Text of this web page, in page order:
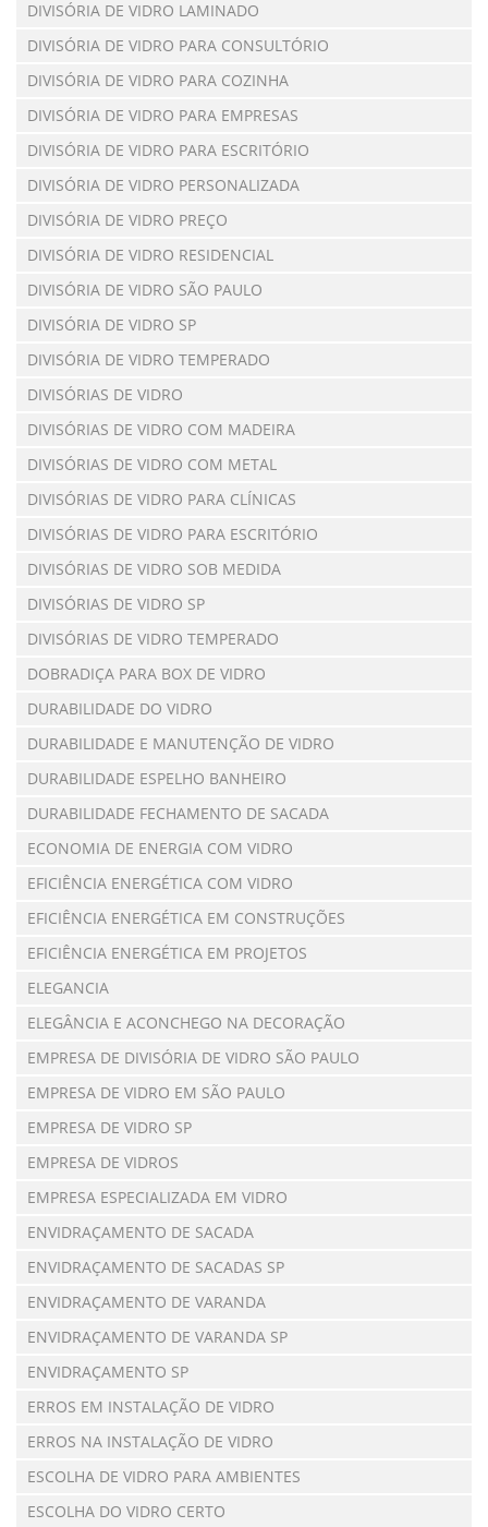
DIVISÓRIA DE VIDRO LAMINADO
DIVISÓRIA DE VIDRO PARA CONSULTÓRIO
DIVISÓRIA DE VIDRO PARA COZINHA
DIVISÓRIA DE VIDRO PARA EMPRESAS
DIVISÓRIA DE VIDRO PARA ESCRITÓRIO
DIVISÓRIA DE VIDRO PERSONALIZADA
DIVISÓRIA DE VIDRO PREÇO
DIVISÓRIA DE VIDRO RESIDENCIAL
DIVISÓRIA DE VIDRO SÃO PAULO
DIVISÓRIA DE VIDRO SP
DIVISÓRIA DE VIDRO TEMPERADO
DIVISÓRIAS DE VIDRO
DIVISÓRIAS DE VIDRO COM MADEIRA
DIVISÓRIAS DE VIDRO COM METAL
DIVISÓRIAS DE VIDRO PARA CLÍNICAS
DIVISÓRIAS DE VIDRO PARA ESCRITÓRIO
DIVISÓRIAS DE VIDRO SOB MEDIDA
DIVISÓRIAS DE VIDRO SP
DIVISÓRIAS DE VIDRO TEMPERADO
DOBRADIÇA PARA BOX DE VIDRO
DURABILIDADE DO VIDRO
DURABILIDADE E MANUTENÇÃO DE VIDRO
DURABILIDADE ESPELHO BANHEIRO
DURABILIDADE FECHAMENTO DE SACADA
ECONOMIA DE ENERGIA COM VIDRO
EFICIÊNCIA ENERGÉTICA COM VIDRO
EFICIÊNCIA ENERGÉTICA EM CONSTRUÇÕES
EFICIÊNCIA ENERGÉTICA EM PROJETOS
ELEGANCIA
ELEGÂNCIA E ACONCHEGO NA DECORAÇÃO
EMPRESA DE DIVISÓRIA DE VIDRO SÃO PAULO
EMPRESA DE VIDRO EM SÃO PAULO
EMPRESA DE VIDRO SP
EMPRESA DE VIDROS
EMPRESA ESPECIALIZADA EM VIDRO
ENVIDRAÇAMENTO DE SACADA
ENVIDRAÇAMENTO DE SACADAS SP
ENVIDRAÇAMENTO DE VARANDA
ENVIDRAÇAMENTO DE VARANDA SP
ENVIDRAÇAMENTO SP
ERROS EM INSTALAÇÃO DE VIDRO
ERROS NA INSTALAÇÃO DE VIDRO
ESCOLHA DE VIDRO PARA AMBIENTES
ESCOLHA DO VIDRO CERTO